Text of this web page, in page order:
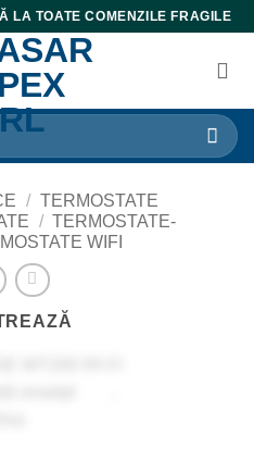
LA TOATE COMENZILE FRAGILE
/ TERMOSTATE
/ TERMOSTATE-
WIFI